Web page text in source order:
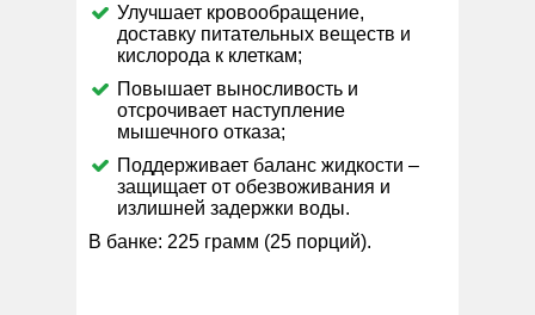
Улучшает кровообращение,
доставку питательных веществ и
кислорода к клеткам;
Повышает выносливость и
отсрочивает наступление
мышечного отказа;
Поддерживает баланс жидкости –
защищает от обезвоживания и
излишней задержки воды.
В банке: 225 грамм (25 порций).